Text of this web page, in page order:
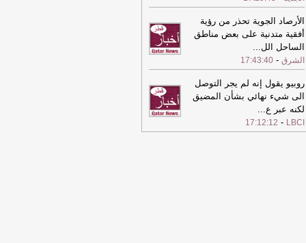
22:39
(أوبن إيه آي) ترفع القيود عن
المجانية وتتيح محادثات نصية غير
على (شات جي بي تي)
الشرق
قبل أن تذهب" المدعومة بالذكاء
-الشرق
22:35
"خرائط جوجل" توسّع ميزة
قبل أن تذهب" المدعومة بالذكاء
الأرصاد الجوية تحذر من رؤية
أفقية متدنية على بعض مناطق
الساحل الل...
الشرق -
17:43:40
روبيو يقول إنه لم يجر التوصل
الى شيء نهائي بشأن المضيق
لكنه عبر ع...
LBCI
-
17:12:12